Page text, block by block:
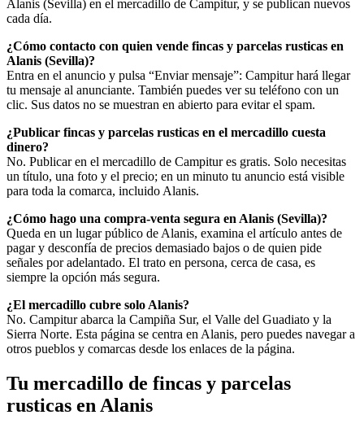
Alanis (Sevilla) en el mercadillo de Campitur, y se publican nuevos
cada día.
¿Cómo contacto con quien vende fincas y parcelas rusticas en
Alanis (Sevilla)?
Entra en el anuncio y pulsa “Enviar mensaje”: Campitur hará llegar
tu mensaje al anunciante. También puedes ver su teléfono con un
clic. Sus datos no se muestran en abierto para evitar el spam.
¿Publicar fincas y parcelas rusticas en el mercadillo cuesta
dinero?
No. Publicar en el mercadillo de Campitur es gratis. Solo necesitas
un título, una foto y el precio; en un minuto tu anuncio está visible
para toda la comarca, incluido Alanis.
¿Cómo hago una compra-venta segura en Alanis (Sevilla)?
Queda en un lugar público de Alanis, examina el artículo antes de
pagar y desconfía de precios demasiado bajos o de quien pide
señales por adelantado. El trato en persona, cerca de casa, es
siempre la opción más segura.
¿El mercadillo cubre solo Alanis?
No. Campitur abarca la Campiña Sur, el Valle del Guadiato y la
Sierra Norte. Esta página se centra en Alanis, pero puedes navegar a
otros pueblos y comarcas desde los enlaces de la página.
Tu mercadillo de fincas y parcelas
rusticas en Alanis